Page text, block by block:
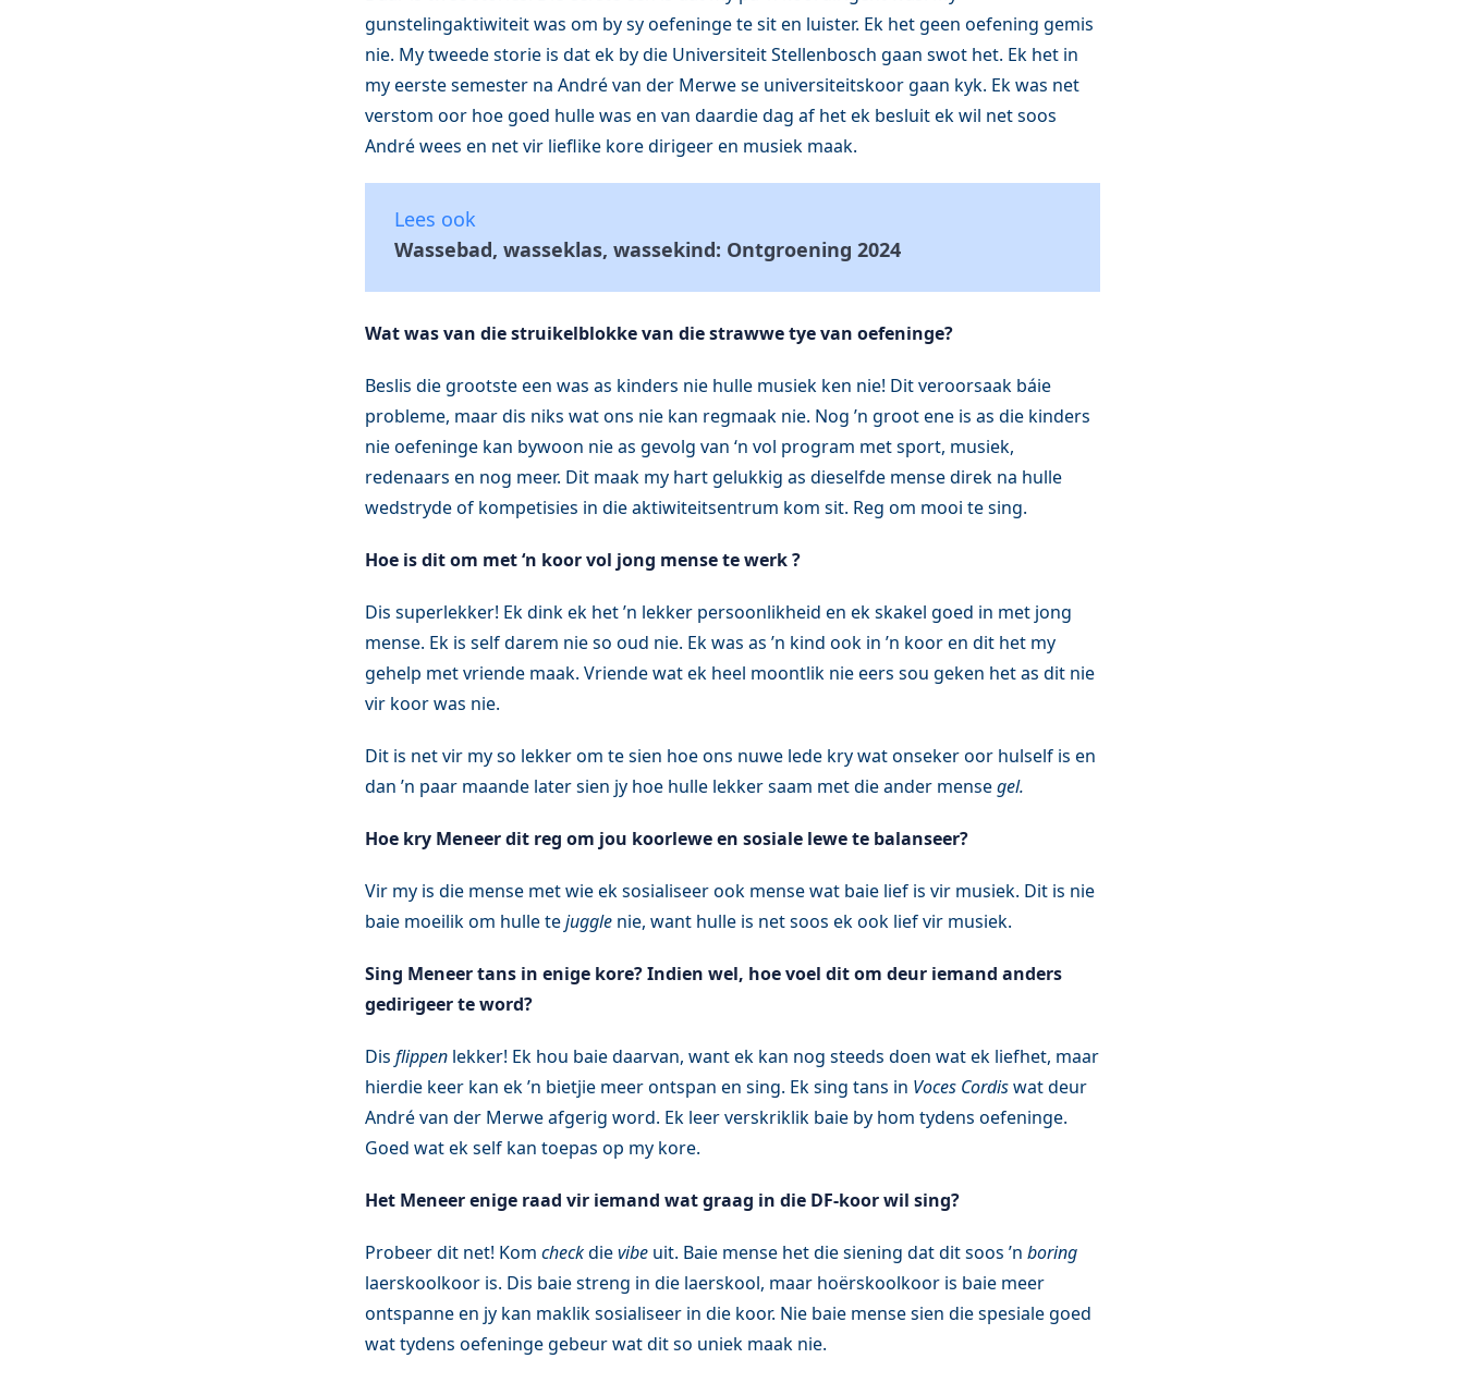
gunstelingaktiwiteit was om by sy oefeninge te sit en luister. Ek het geen oefening gemis
nie. My tweede storie is dat ek by die Universiteit Stellenbosch gaan swot het. Ek het in
my eerste semester na André van der Merwe se universiteitskoor gaan kyk. Ek was net
verstom oor hoe goed hulle was en van daardie dag af het ek besluit ek wil net soos
André wees en net vir lieflike kore dirigeer en musiek maak.
Lees ook
Wassebad, wasseklas, wassekind: Ontgroening 2024
Wat was van die struikelblokke van die strawwe tye van oefeninge?
Beslis die grootste een was as kinders nie hulle musiek ken nie! Dit veroorsaak báie
probleme, maar dis niks wat ons nie kan regmaak nie. Nog ’n groot ene is as die kinders
nie oefeninge kan bywoon nie as gevolg van ‘n vol program met sport, musiek,
redenaars en nog meer. Dit maak my hart gelukkig as dieselfde mense direk na hulle
wedstryde of kompetisies in die aktiwiteitsentrum kom sit. Reg om mooi te sing.
Hoe is dit om met ‘n koor vol jong mense te werk ?
Dis superlekker! Ek dink ek het ’n lekker persoonlikheid en ek skakel goed in met jong
mense. Ek is self darem nie so oud nie. Ek was as ’n kind ook in ’n koor en dit het my
gehelp met vriende maak. Vriende wat ek heel moontlik nie eers sou geken het as dit nie
vir koor was nie.
Dit is net vir my so lekker om te sien hoe ons nuwe lede kry wat onseker oor hulself is en
dan ’n paar maande later sien jy hoe hulle lekker saam met die ander mensegel.
Hoe kry Meneer dit reg om jou koorlewe en sosiale lewe te balanseer?
Vir my is die mense met wie ek sosialiseer ook mense wat baie lief is vir musiek. Dit is nie
baie moeilik om hulle tejuggle nie, want hulle is net soos ek ook lief vir musiek.
Sing Meneer tans in enige kore? Indien wel, hoe voel dit om deur iemand anders
gedirigeer te word?
Dis flippen lekker! Ek hou baie daarvan, want ek kan nog steeds doen wat ek liefhet, maar
hierdie keer kan ek ’n bietjie meer ontspan en sing. Ek sing tans in Voces Cordiswat deur
André van der Merwe afgerig word. Ek leer verskriklik baie by hom tydens oefeninge.
Goed wat ek self kan toepas op my kore.
Het Meneer enige raad vir iemand wat graag in die DF-koor wil sing?
Probeer dit net! Kom checkdievibe uit. Baie mense het die siening dat dit soos ’n boring
laerskoolkoor is. Dis baie streng in die laerskool, maar hoërskoolkoor is baie meer
ontspanne en jy kan maklik sosialiseer in die koor. Nie baie mense sien die spesiale goed
wat tydens oefeninge gebeur wat dit so uniek maak nie.